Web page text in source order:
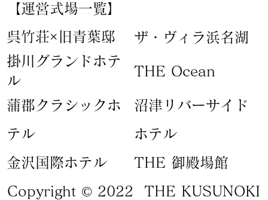
Copyright © 2022 THE KUSUNOKI
【運営式場一覧】
​呉竹荘×旧青葉邸
ザ・ヴィラ浜名湖
​掛川グランドホテ
ル
​THE Ocean
蒲郡クラシックホ
テル
​沼津リバーサイド
ホテル
​金沢国際ホテル
​THE 御殿場館